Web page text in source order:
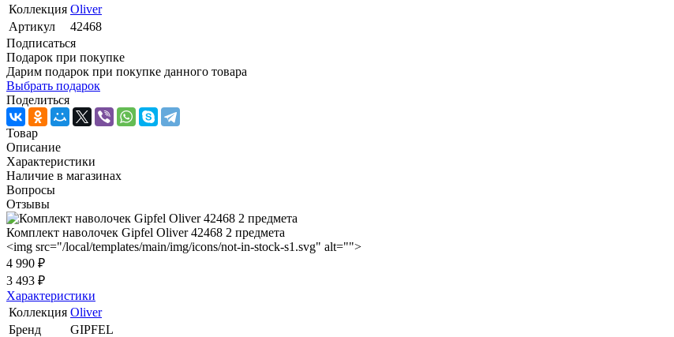
Коллекция Oliver
Артикул
42468
Подписаться
Подарок при покупке
Дарим подарок при покупке данного товара
Выбрать подарок
Поделиться
Товар
Описание
Характеристики
Наличие в магазинах
Вопросы
Отзывы
Комплект наволочек Gipfel Oliver 42468 2 предмета
<img src="/local/templates/main/img/icons/not-in-stock-s1.svg" alt="">
4 990 ₽
3 493 ₽
Характеристики
Коллекция Oliver
Бренд
GIPFEL